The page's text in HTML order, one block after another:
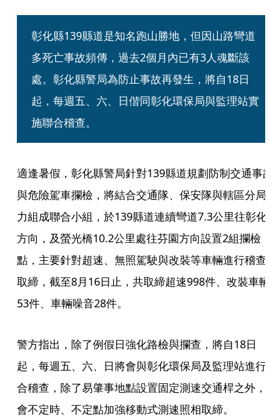
彰化縣139縣道是知名跑山勝地，但因山路彎道
多死亡事故頻傳，過去2個月內已有3人魂斷該
處。彰化縣警局為防止事故再發生，將自18日
起，每週五、六、日偕同彰化環保局與監理站實
施聯合稽查。
適逢暑假，彰化縣警局針對139縣道規劃防制交通事
與危險駕車攔檢，將結合交通隊、保安隊與轄區分局
力組成聯合小組，於139縣道連續彎道7.3公里往彰化
方向，及螢光橋10.2公里處往芬園方向設置2組攔檢
點，主要針對超速、無照駕駛與改裝等車輛進行稽查
取締，截至8月16日止，共取締超速998件、改裝車輛
53件、車輛噪音28件。
警方指出，除了例假日強化路檢與攔查，將自18日
起，每週五、六、日將會與彰化環保局及監理站進行
合稽查，除了易肇事地點設置固定測速交通桿之外，
會不定時、不定點加強移動式測速照相取締。